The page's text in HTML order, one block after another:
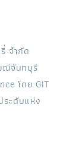
จำกัด
ณีจันทบุรี
โดย GIT
ะดับแห่ง